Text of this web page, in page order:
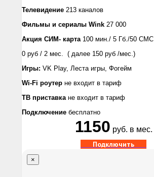
Телевидение 213 каналов
Фильмы и сериалы Wink 27 000
Акция СИМ- карта 100 мин./ 5 Гб./50 СМС
0 руб / 2 мес. ( далее 150 руб /мес.)
Игры: VK Play, Лeста игры, Фогейм
Wi-Fi роутер не входит в тариф
ТВ приставкане входит в тариф
Подключение бесплатно
1150 руб. в мес.
Подключить
×